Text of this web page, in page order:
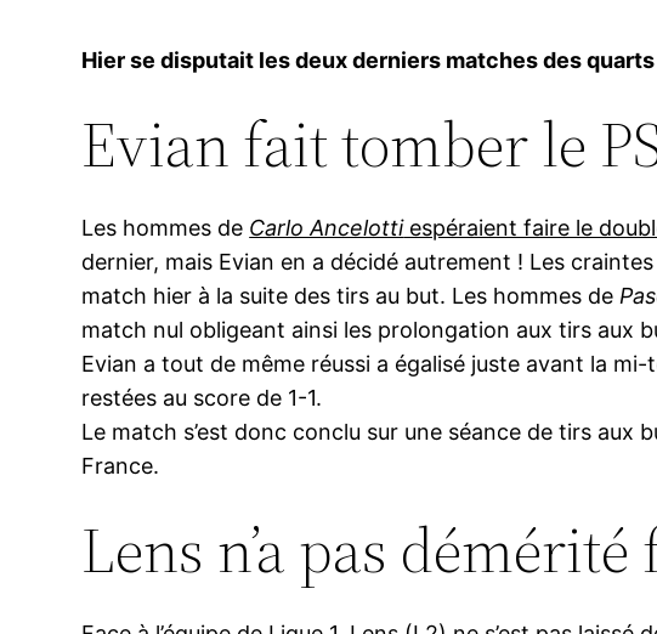
Hier se disputait les deux derniers matches des
Evian fait tomber le
Les hommes de Carlo Ancelottiespéraient faire le
dernier, mais Evian en a décidé autrement ! Les
match hier à la suite des tirs au but. Les hommes de
match nul obligeant ainsi les prolongation aux tirs aux
Evian a tout de même réussi a égalisé juste avant la
restées au score de 1-1.
Le match s’est donc conclu sur une séance de tirs aux
France.
Lens n’a pas